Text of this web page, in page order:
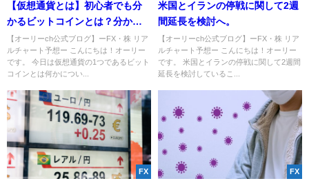
【仮想通貨とは】初心者でも分
かるビットコインとは？分かり
やすく簡単説明！
【オーリーch公式ブログ】ーFX・株 リア
ルチャート予想ー こんにちは！オーリー
です。 今日は仮想通貨の1つであるビット
コインとは何かについ...
米国とイランの停戦に関して2週
間延長を検討へ。
【オーリーch公式ブログ】ーFX・株 リア
ルチャート予想ー こんにちは！オーリー
です。 米国とイランの停戦に関して2週間
延長を検討しているこ...
FX FX